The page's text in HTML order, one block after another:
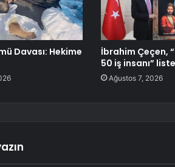
Davası: Hekime
İbrahim Çeçen,
50 iş insanı”
Ağustos 7, 2026